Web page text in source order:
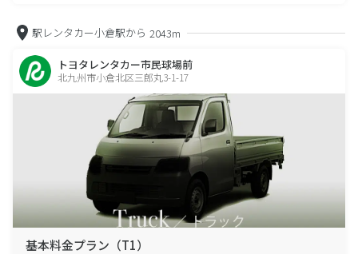
駅レンタカー小倉駅から 2043m
トヨタレンタカー市民球場前
北九州市小倉北区三郎丸3-1-17
基本料金プラン（T1）